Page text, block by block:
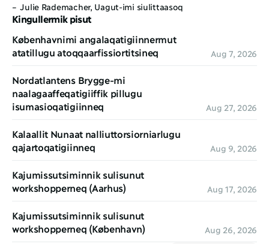
– Julie Rademacher, Uagut-imi siulittaasoq
Kingullermik pisut
Københavnimi angalaqatigiinnermut
atatillugu atoqqaarfissiortitsineq
Aug 7, 2026
Nordatlantens Brygge-mi
naalagaaffeqatigiiffik pillugu
isumasioqatigiinneq
Aug 27, 2026
Kalaallit Nunaat nalliuttorsiorniarlugu
qajartoqatigiinneq
Aug 9, 2026
Kajumissutsiminnik sulisunut
workshopperneq (Aarhus)
Aug 17, 2026
Kajumissutsiminnik sulisunut
workshopperneq (København)
Aug 26, 2026